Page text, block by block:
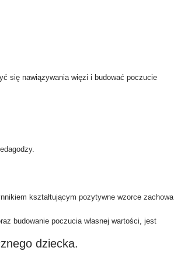
się nawiązywania więzi i budować poczucie
kształtującym pozytywne wzorce
budowanie poczucia własnej wartości, jest
dziecka.